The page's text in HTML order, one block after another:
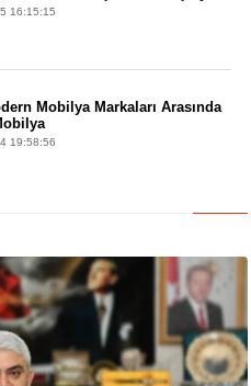
16:15:15
Mobilya Markaları Arasında
19:58:56